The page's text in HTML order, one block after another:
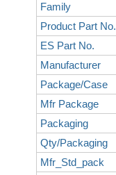
Family
Product Part No.
ES Part No.
Manufacturer
Package/Case
Mfr Package
Packaging
Qty/Packaging
Mfr_Std_pack